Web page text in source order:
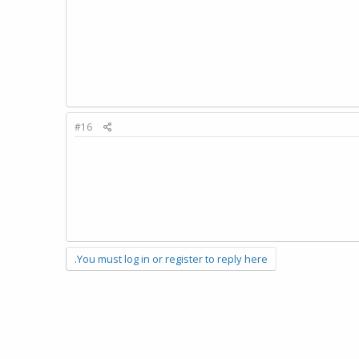
#16
You must log in or register to reply here.